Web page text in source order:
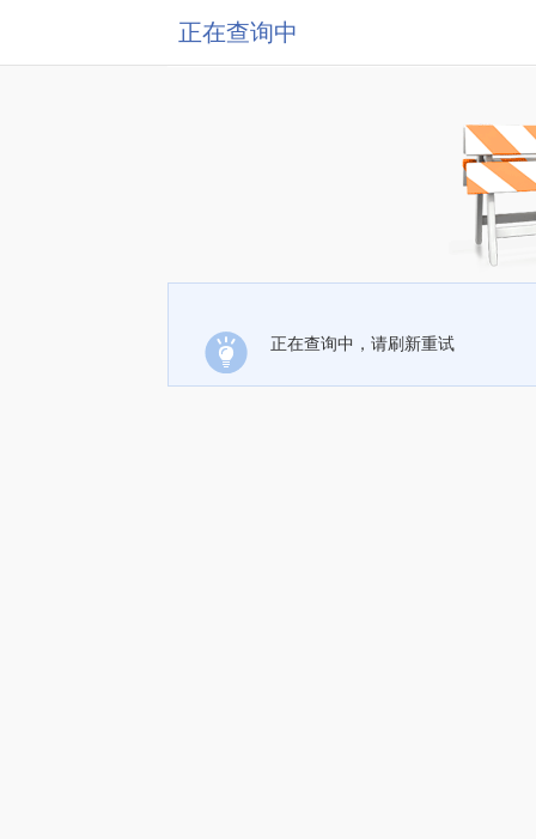
正在查询中
正在查询中，请刷新重试